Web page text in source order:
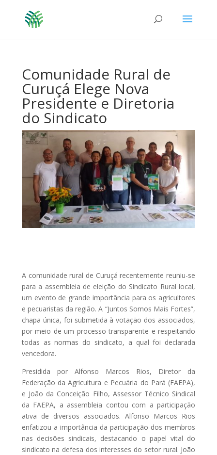
Comunidade Rural de
Curuçá Elege Nova
Presidente e Diretoria
do Sindicato
A comunidade rural de Curuçá recentemente reuniu-se
para a assembleia de eleição do Sindicato Rural local,
um evento de grande importância para os agricultores
e pecuaristas da região. A “Juntos Somos Mais Fortes”,
chapa única, foi submetida à votação dos associados,
por meio de um processo transparente e respeitando
todas as normas do sindicato, a qual foi declarada
vencedora.
Presidida por Alfonso Marcos Rios, Diretor da
Federação da Agricultura e Pecuária do Pará (FAEPA),
e João da Conceição Filho, Assessor Técnico Sindical
da FAEPA, a assembleia contou com a participação
ativa de diversos associados. Alfonso Marcos Rios
enfatizou a importância da participação dos membros
nas decisões sindicais, destacando o papel vital do
sindicato na defesa dos interesses do setor rural. João